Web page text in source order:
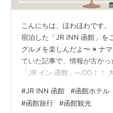
こんにちは、ほわほわです
宿泊した「JR INN 函館」を
グルメを楽しんだよ〜 ※ ナ
ていた記事で、情報が古か
「JR イン 函館」へGO！！
とめ 「JR イン 函館」へGO
シャリ📸 左側の白黒の建物
#JR INN 函館 #函館ホテル
#函館旅行 #函館観光